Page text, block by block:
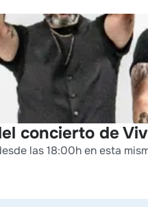
concierto de
las 18:00h en esta